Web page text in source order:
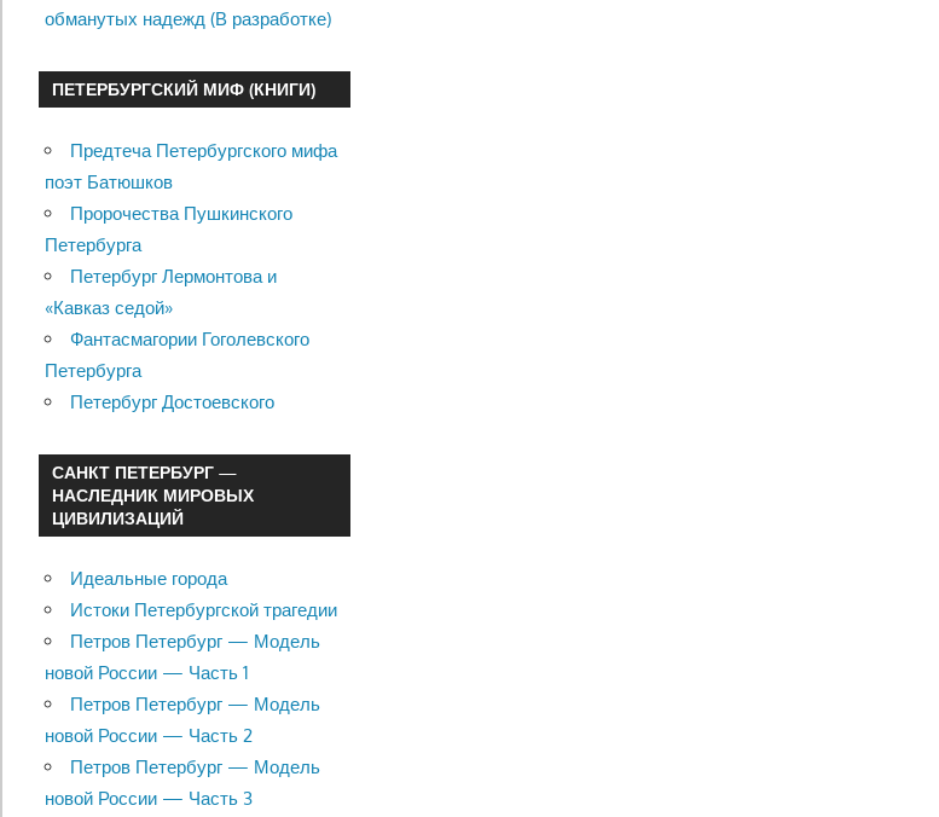
обманутых надежд (В разработке)
ПЕТЕРБУРГСКИЙ МИФ (КНИГИ)
Предтеча Петербургского мифа
поэт Батюшков
Пророчества Пушкинского
Петербурга
Петербург Лермонтова и
«Кавказ седой»
Фантасмагории Гоголевского
Петербурга
Петербург Достоевского
САНКТ ПЕТЕРБУРГ —
НАСЛЕДНИК МИРОВЫХ
ЦИВИЛИЗАЦИЙ
Идеальные города
Истоки Петербургской трагедии
Петров Петербург — Модель
новой России — Часть 1
Петров Петербург — Модель
новой России — Часть 2
Петров Петербург — Модель
новой России — Часть 3